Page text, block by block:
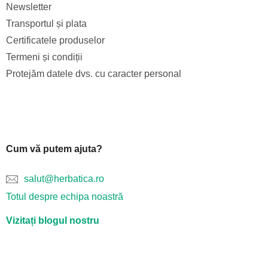
Newsletter
Transportul și plata
Certificatele produselor
Termeni și condiții
Protejăm datele dvs. cu caracter personal
Cum vă putem ajuta?
salut@herbatica.ro
Totul despre echipa noastră
Vizitați blogul nostru